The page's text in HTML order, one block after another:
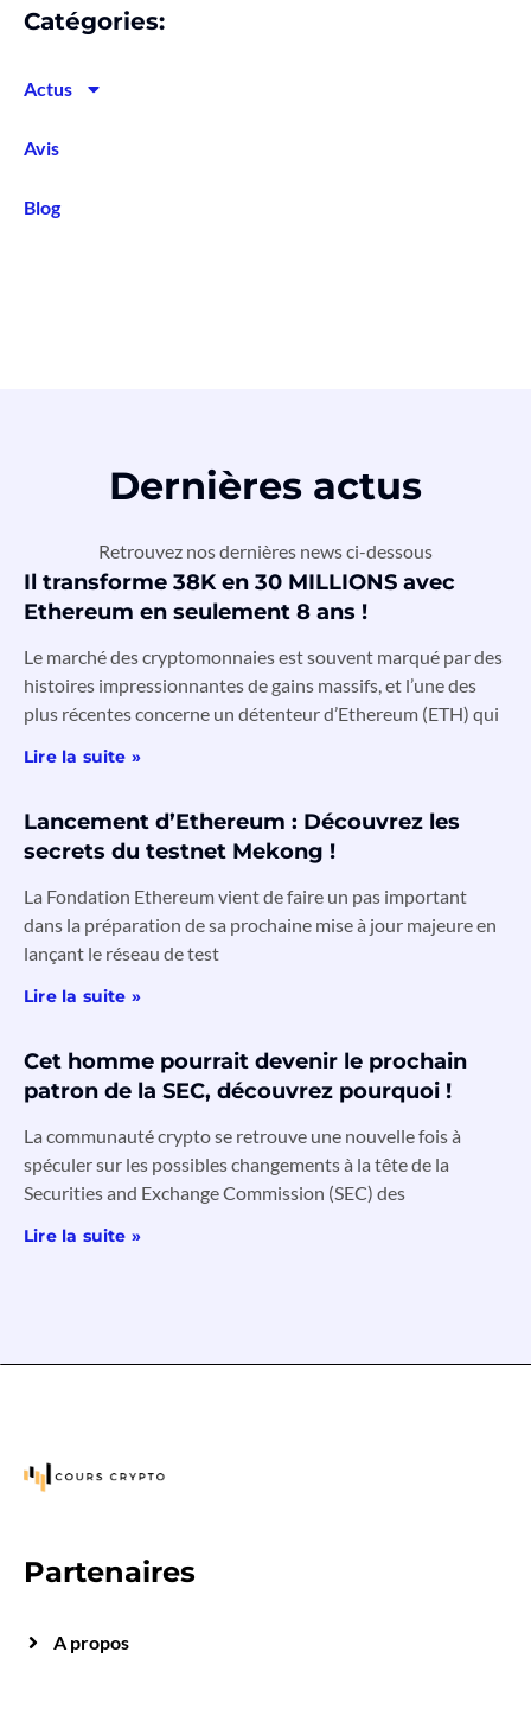
Catégories:
Actus
Avis
Blog
Dernières actus
Retrouvez nos dernières news ci-dessous
Il transforme 38K en 30 MILLIONS avec
Ethereum en seulement 8 ans !
Le marché des cryptomonnaies est souvent marqué par des
histoires impressionnantes de gains massifs, et l’une des
plus récentes concerne un détenteur d’Ethereum (ETH) qui
Lire la suite »
Lancement d’Ethereum : Découvrez les
secrets du testnet Mekong !
La Fondation Ethereum vient de faire un pas important
dans la préparation de sa prochaine mise à jour majeure en
lançant le réseau de test
Lire la suite »
Cet homme pourrait devenir le prochain
patron de la SEC, découvrez pourquoi !
La communauté crypto se retrouve une nouvelle fois à
spéculer sur les possibles changements à la tête de la
Securities and Exchange Commission (SEC) des
Lire la suite »
Partenaires
A propos